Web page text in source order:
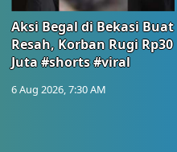
Aksi Begal di Bekasi Buat
Resah, Korban Rugi Rp30
Juta #shorts #viral
6 Aug 2026, 7:30 AM